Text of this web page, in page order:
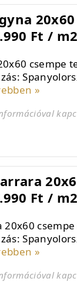
Ft /
csempe
»
Ft /
»